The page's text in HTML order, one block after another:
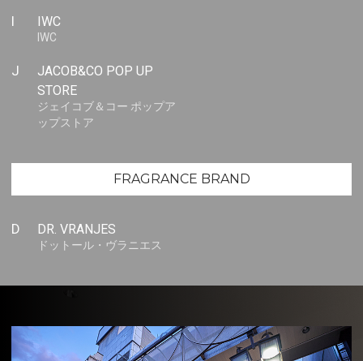
I IWC
IWC
J
JACOB&CO POP UP
STORE
ジェイコブ＆コー ポップア
ップストア
FRAGRANCE BRAND
D DR. VRANJES
ドットール・ヴラニエス